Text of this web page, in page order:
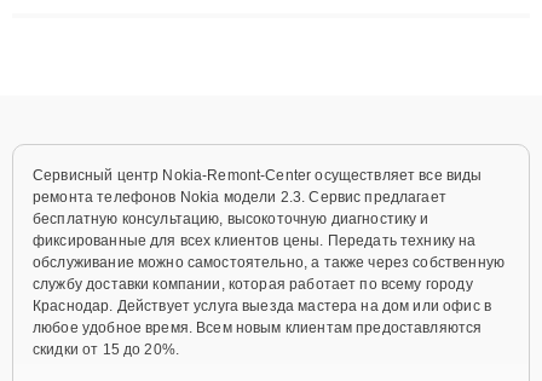
Сервисный центр Nokia-Remont-Center осуществляет все виды
ремонта телефонов Nokia модели 2.3. Сервис предлагает
бесплатную консультацию, высокоточную диагностику и
фиксированные для всех клиентов цены. Передать технику на
обслуживание можно самостоятельно, а также через собственную
службу доставки компании, которая работает по всему городу
Краснодар. Действует услуга выезда мастера на дом или офис в
любое удобное время. Всем новым клиентам предоставляются
скидки от 15 до 20%.